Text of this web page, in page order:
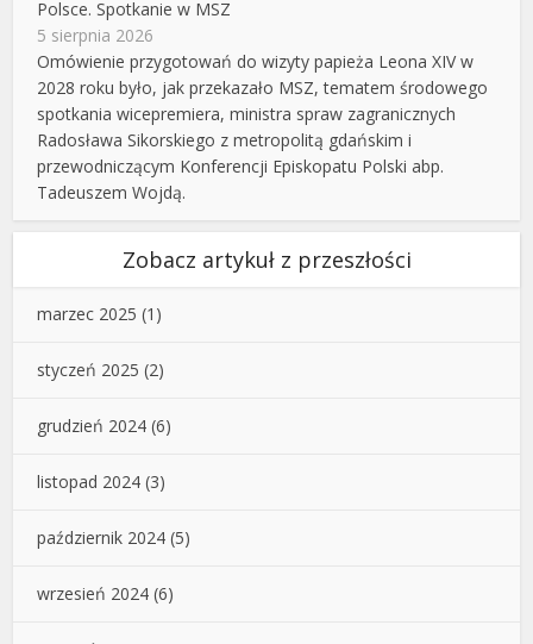
Polsce. Spotkanie w MSZ
5 sierpnia 2026
Omówienie przygotowań do wizyty papieża Leona XIV w
2028 roku było, jak przekazało MSZ, tematem środowego
spotkania wicepremiera, ministra spraw zagranicznych
Radosława Sikorskiego z metropolitą gdańskim i
przewodniczącym Konferencji Episkopatu Polski abp.
Tadeuszem Wojdą.
Zobacz artykuł z przeszłości
marzec 2025 (1)
styczeń 2025 (2)
grudzień 2024 (6)
listopad 2024 (3)
październik 2024 (5)
wrzesień 2024 (6)